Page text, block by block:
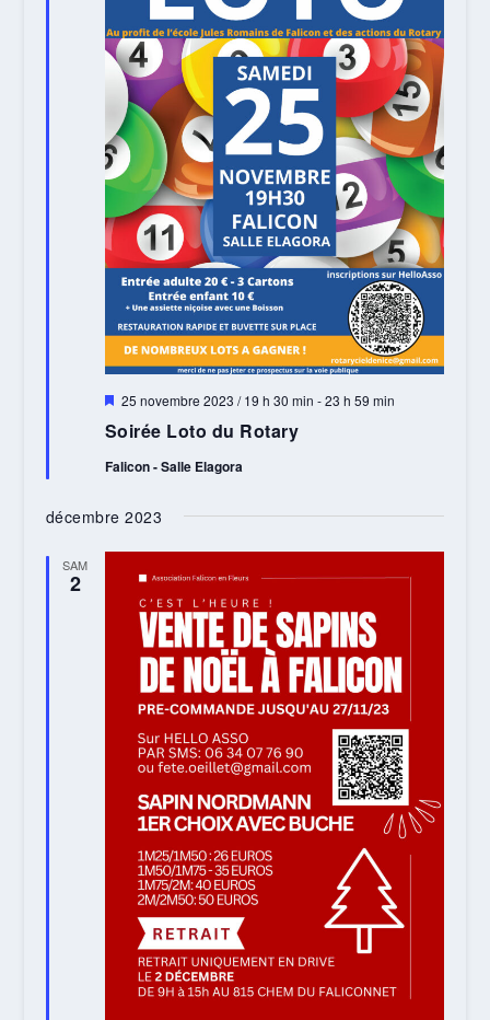
Soirée Loto du Rotary
Mis
avant
25 novembre 2023 / 19 h 30 min -23 h 59 min
Falicon - Salle Elagora
décembre 2023
SAM
2